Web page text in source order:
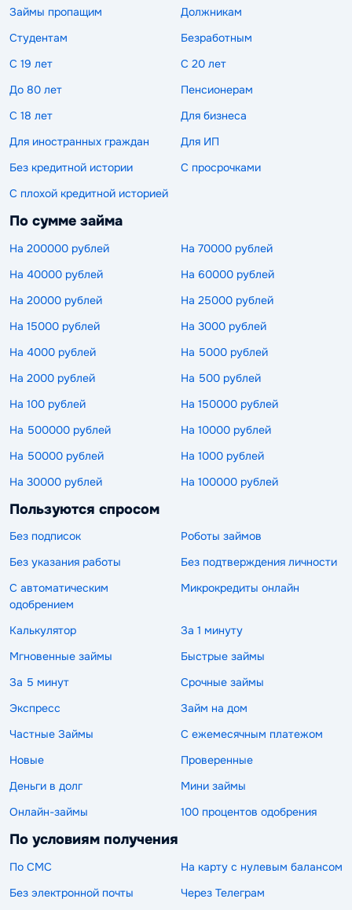
Займы пропащим
Должникам
Студентам
Безработным
С 19 лет
С 20 лет
До 80 лет
Пенсионерам
С 18 лет
Для бизнеса
Для иностранных граждан
Для ИП
Без кредитной истории
С просрочками
С плохой кредитной историей
По сумме займа
На 200000 рублей
На 70000 рублей
На 40000 рублей
На 60000 рублей
На 20000 рублей
На 25000 рублей
На 15000 рублей
На 3000 рублей
На 4000 рублей
На 5000 рублей
На 2000 рублей
На 500 рублей
На 100 рублей
На 150000 рублей
На 500000 рублей
На 10000 рублей
На 50000 рублей
На 1000 рублей
На 30000 рублей
На 100000 рублей
Пользуются спросом
Без подписок
Роботы займов
Без указания работы
Без подтверждения личности
С автоматическим
одобрением
Микрокредиты онлайн
Калькулятор
За 1 минуту
Мгновенные займы
Быстрые займы
За 5 минут
Срочные займы
Экспресс
Займ на дом
Частные Займы
С ежемесячным платежом
Новые
Проверенные
Деньги в долг
Мини займы
Онлайн-займы
100 процентов одобрения
По условиям получения
По СМС
На карту с нулевым балансом
Без электронной почты
Через Телеграм